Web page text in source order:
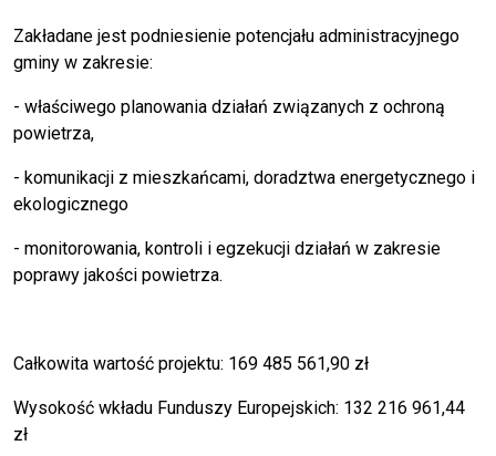
Zakładane jest podniesienie potencjału administracyjnego
gminy w zakresie:
- właściwego planowania działań związanych z ochroną
powietrza,
- komunikacji z mieszkańcami, doradztwa energetycznego i
ekologicznego
- monitorowania, kontroli i egzekucji działań w zakresie
poprawy jakości powietrza.
Całkowita wartość projektu: 169 485 561,90 zł
Wysokość wkładu Funduszy Europejskich: 132 216 961,44
zł